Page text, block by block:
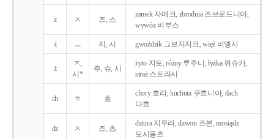
z ㅈ 즈, 스
zamek 자메크, zbrodnia 즈브로드니아,
wywóz 비부스
ź ㅡ 지, 시 gwoździk 그보지지크, więź 비엥시
ż
ㅈ,
시*
주, 슈, 시
żyto 지토, różny 루주니, łyżka 위슈카,
straż 스트라시
ch ㅎ 흐
chory 호리, kuchnia 쿠흐니아, dach
다흐
dz ㅈ 즈, 츠
dziura 지우라, dzwon 즈본, mosiądz
모시옹츠